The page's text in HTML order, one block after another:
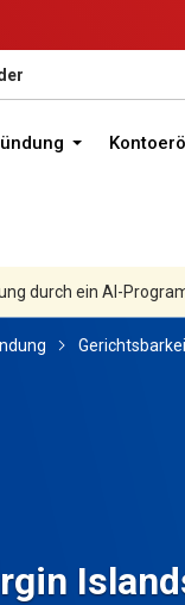
durch ein AI-